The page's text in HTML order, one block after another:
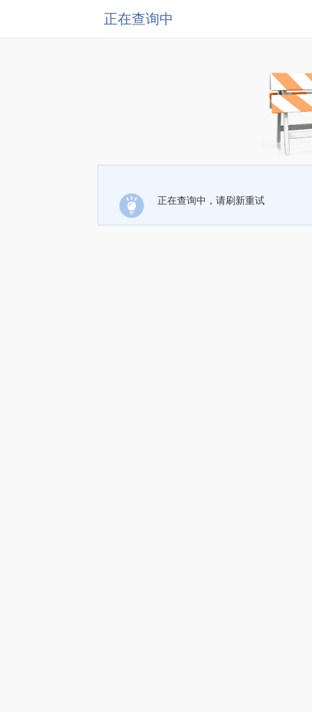
正在查询中
正在查询中，请刷新重试